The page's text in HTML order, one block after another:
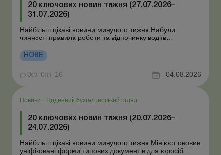
20 ключових новин тижня (27.07.2026–
31.07.2026)
Найбільш цікаві новини минулого тижня Набули
чинності правила роботи та відпочинку водіїв
стан Для сільгосппідприємств і ФОП запроваджено нові
одноразові статистичні форми З 2 серпня змінюється
порядок зарахування окремих періодів роботи до стр...
НОВЕ
0 0 16 04.08.2026
Новини | Щоденний бухгалтерський огляд
20 ключових новин тижня (20.07.2026–
24.07.2026)
Найбільш цікаві новини минулого тижня Мін’юст оновив
уніфіковані форми типових документів для юросіб